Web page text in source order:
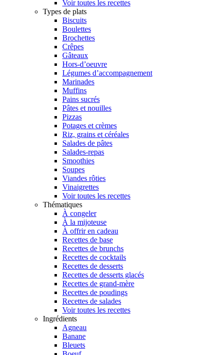
Voir toutes les recettes
Types de plats
Biscuits
Boulettes
Brochettes
Crêpes
Gâteaux
Hors-d’oeuvre
Légumes d’accompagnement
Marinades
Muffins
Pains sucrés
Pâtes et nouilles
Pizzas
Potages et crèmes
Riz, grains et céréales
Salades de pâtes
Salades-repas
Smoothies
Soupes
Viandes rôties
Vinaigrettes
Voir toutes les recettes
Thématiques
À congeler
À la mijoteuse
À offrir en cadeau
Recettes de base
Recettes de brunchs
Recettes de cocktails
Recettes de desserts
Recettes de desserts glacés
Recettes de grand-mère
Recettes de poudings
Recettes de salades
Voir toutes les recettes
Ingrédients
Agneau
Banane
Bleuets